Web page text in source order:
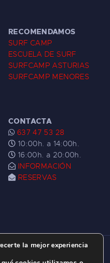
RECOMENDAMOS
SURF CAMP
ESCUELA DE SURF
SURFCAMP ASTURIAS
SURFCAMP MENORES
CONTACTA
637 47 53 28
10:00h. a 14:00h.
16:00h. a 20:00h.
INFORMACIÓN
RESERVAS
DUNAS ©
2026.
la mejor experiencia